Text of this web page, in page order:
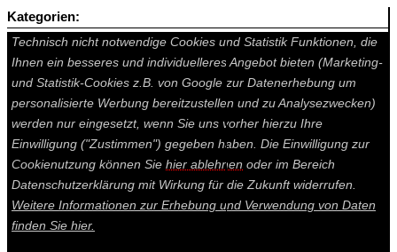
Auf dieser Seite werden technisch notwendige Cookies gesetzt.
Technisch nicht notwendige Cookies und Statistik Funktionen, die
Ihnen ein besseres und individuelleres Angebot bieten (Marketing-
und Statistik-Cookies z.B. von Google zur Datenerhebung um
personalisierte Werbung bereitzustellen und zu Analysezwecken)
werden nur eingesetzt, wenn Sie uns vorher hierzu Ihre
Einwilligung ("Zustimmen") gegeben haben. Die Einwilligung zur
Cookienutzung können Sie hier ablehnen oder im Bereich
Datenschutzerklärung mit Wirkung für die Zukunft widerrufen.
Weitere Informationen zur Erhebung und Verwendung von Daten
finden Sie hier.
Kategorien: